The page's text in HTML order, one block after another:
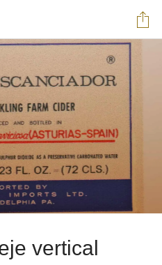
vertical